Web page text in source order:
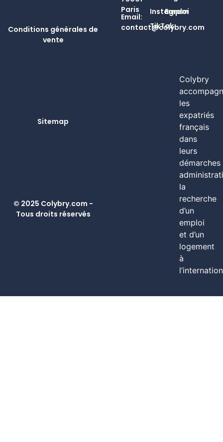
Colybry
les
expatriés
français
dans
leurs
démarches
la
recherche
d’un
emploi
et d’un
logement
à
Instagram
TikTok
Emploi
Paris
Email:
contact@colybry.com
Conditions générales de
vente
Sitemap
© 2025 Colybry.com -
Tous droits réservés